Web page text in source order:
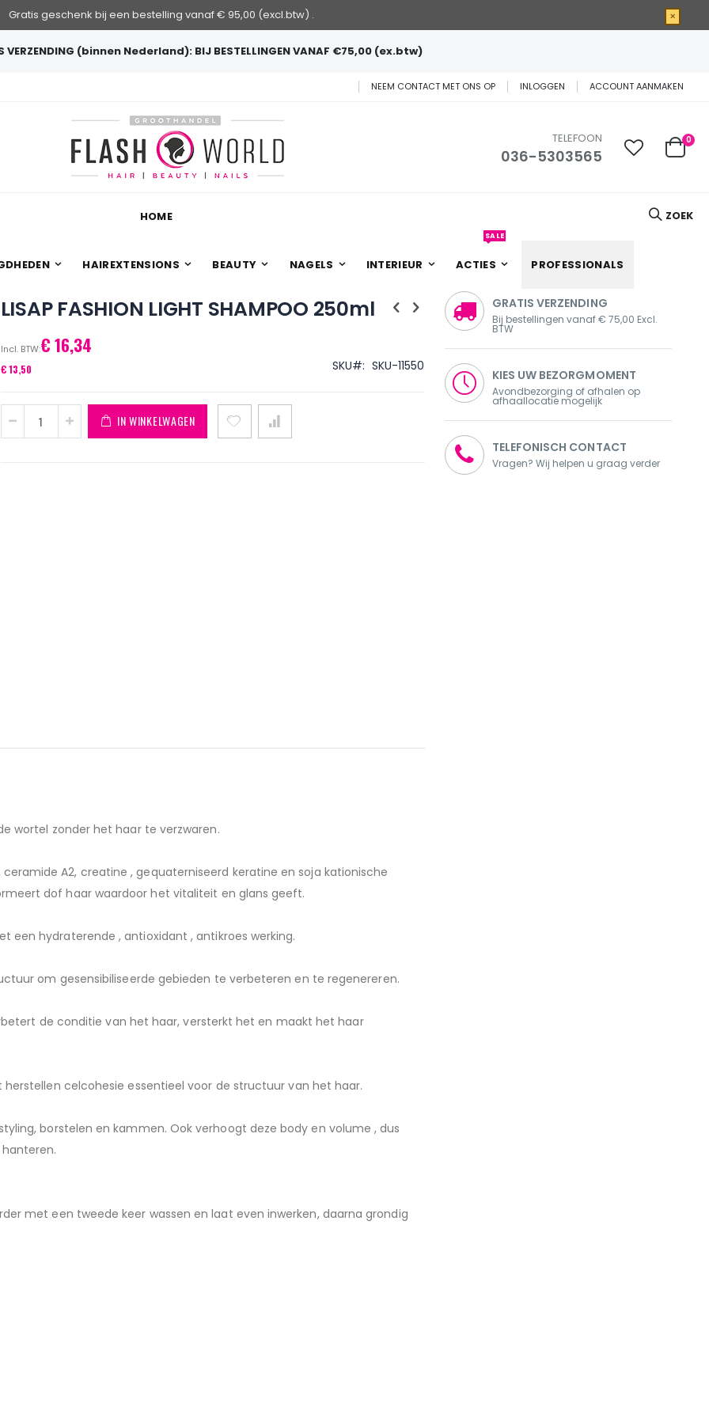
Gratis geschenk bij een bestelling vanaf € 95,00 (excl.btw) . ×
VERZENDING (binnen Nederland): BIJ BESTELLINGEN VANAF €75,00 (ex.btw)
NEEM CONTACT MET ONS OP INLOGGEN ACCOUNT AANMAKEN
TELEFOON
036-5303565
ZOEK
Cart
0
HOME
HAIREXTENSIONS BEAUTY NAGELS INTERIEUR ACTIES
SALE
PROFESSIONALS
LISAP FASHION LIGHT SHAMPOO 250ml
€ 16,34
€ 13,50 SKU SKU-11550
IN WINKELWAGEN
wortel zonder het haar te verzwaren.
A2, creatine , gequaterniseerd keratine en soja kationische
dof haar waardoor het vitaliteit en glans geeft.
een hydraterende , antioxidant , antikroes werking.
om gesensibiliseerde gebieden te verbeteren en te regenereren.
de conditie van het haar, versterkt het en maakt het haar
celcohesie essentieel voor de structuur van het haar.
borstelen en kammen. Ook verhoogt deze body en volume , dus
met een tweede keer wassen en laat even inwerken, daarna grondig
GRATIS VERZENDING
Bij bestellingen vanaf € 75,00 Excl.
BTW
KIES UW BEZORGMOMENT
Avondbezorging of afhalen op
afhaallocatie mogelijk
TELEFONISCH CONTACT
Vragen? Wij helpen u graag verder